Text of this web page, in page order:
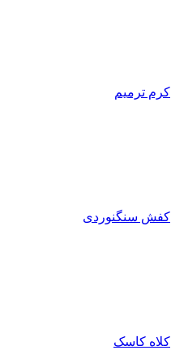
کرم ترمیم
کفش سنگنوردی
کلاه کاسک